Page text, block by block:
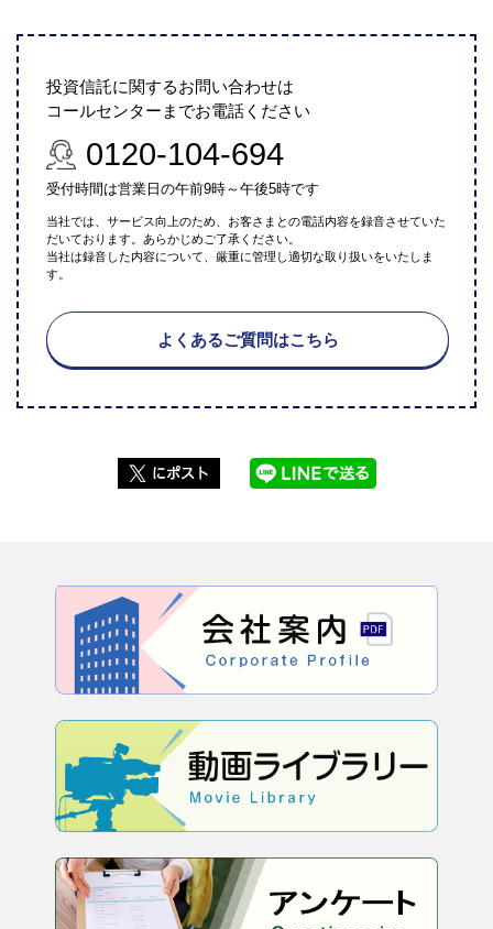
投資信託に関するお問い合わせは
コールセンターまでお電話ください
0120-104-694
受付時間は営業日の午前9時～午後5時です
当社では、サービス向上のため、お客さまとの電話内容を録音させていた
だいております。あらかじめご了承ください。
当社は録音した内容について、厳重に管理し適切な取り扱いをいたしま
す。
よくあるご質問はこちら